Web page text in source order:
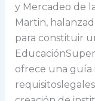
y Mercadeo de
Martin,
para constituir
ofrece una guía